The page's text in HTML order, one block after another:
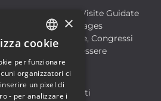
Escursioni & Visite Guidate
Food & Beverages
Meeting, Fiere, Congressi
Salute & Benessere
Archivio Eventi
ITALIAN
ENGLISH
×
cookie
per funzionare
organizzatori ci
un pixel di
- per analizzare i